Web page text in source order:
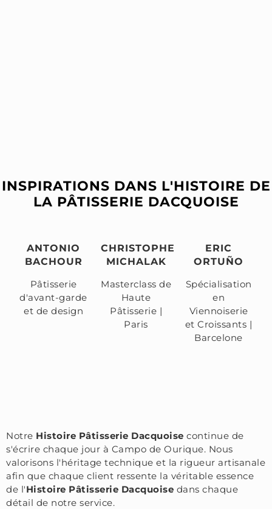
INSPIRATIONS DANS L'HISTOIRE DE
LA PÂTISSERIE DACQUOISE
ANTONIO
BACHOUR
Pâtisserie
d'avant-garde
et de design
CHRISTOPHE
MICHALAK
Masterclass de
Haute
Pâtisserie |
Paris
ERIC
ORTUÑO
Spécialisation
en
Viennoiserie
et Croissants |
Barcelone
Notre Histoire Pâtisserie Dacquoise continue de
s'écrire chaque jour à Campo de Ourique. Nous
valorisons l'héritage technique et la rigueur artisanale
afin que chaque client ressente la véritable essence
de l'Histoire Pâtisserie Dacquoise dans chaque
détail de notre service.